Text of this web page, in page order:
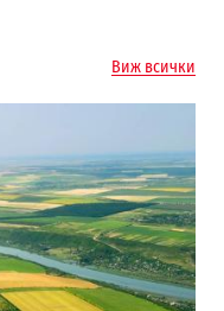
Виж всички